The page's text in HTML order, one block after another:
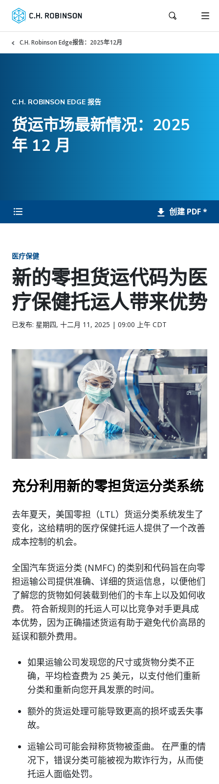
C.H. Robinson Edge报告：2025年12月
C.H. ROBINSON EDGE 报告
货运市场最新情况：2025
年 12 月
创建 PDF *
医疗保健
新的零担货运代码为医
疗保健托运人带来优势
已发布: 星期四, 十二月 11, 2025 | 09:00 上午 CDT
充分利用新的零担货运分类系统
去年夏天，美国零担（LTL）货运分类系统发生了
变化，这给精明的医疗保健托运人提供了一个改善
成本控制的机会。
全国汽车货运分类 (NMFC) 的类别和代码旨在向零
担运输公司提供准确、详细的货运信息，以便他们
了解您的货物如何装载到他们的卡车上以及如何收
费。 符合新规则的托运人可以比竞争对手更具成
本优势，因为正确描述货运有助于避免代价高昂的
延误和额外费用。
如果运输公司发现您的尺寸或货物分类不正
确，平均检查费为 25 美元，以支付他们重新
分类和重新向您开具发票的时间。
额外的货运处理可能导致更高的损坏或丢失事
故。
运输公司可能会辩称货物被歪曲。 在严重的情
况下，错误分类可能被视为欺诈行为，从而使
托运人面临处罚。